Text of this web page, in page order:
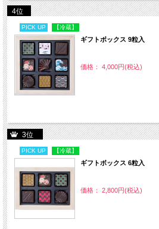
4位
PICK UP 【冷蔵】
ギフトボックス 9粒入
価格： 4,000円(税込)
3位
PICK UP 【冷蔵】
ギフトボックス 6粒入
価格： 2,800円(税込)